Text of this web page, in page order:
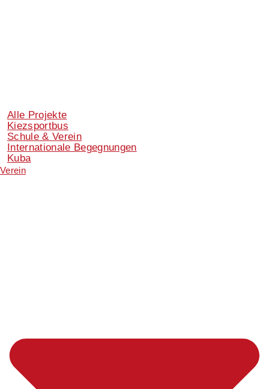
Alle Projekte
Kiezsportbus
Schule & Verein
Internationale Begegnungen
Kuba
Verein